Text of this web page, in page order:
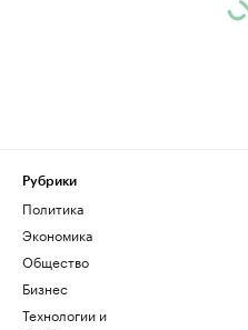
Рубрики
Политика
Экономика
Общество
Бизнес
Технологии и